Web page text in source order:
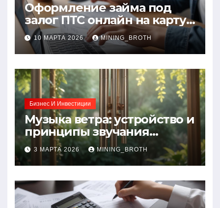
Оформление займа под
залог ПТС онлайн на карту
без визита в офис: порядок,
требования и документы
10 МАРТА 2026 MINING_BROTH
Бизнес И Инвестиции
Музыка ветра: устройство и
принципы звучания
колокольчиков
3 МАРТА 2026 MINING_BROTH